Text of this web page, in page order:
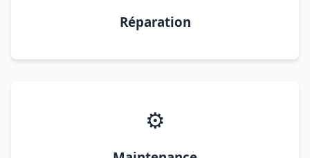
Réparation
⚙️